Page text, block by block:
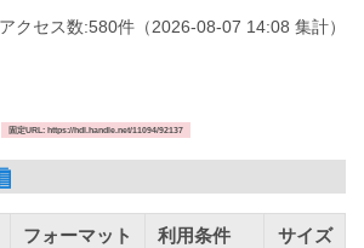
アクセス数:580件 （2026-08-07 14:08 集計）
固定URL: https://hdl.handle.net/11094/92137
フォーマット 利用条件 サイズ